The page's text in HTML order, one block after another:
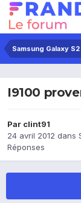
Samsung Galaxy
I9100
Par clint91
24 avril 2012 dans
Réponses